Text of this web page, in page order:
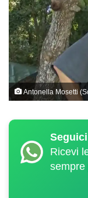
Antonella Mosetti
Ricevi
sempre